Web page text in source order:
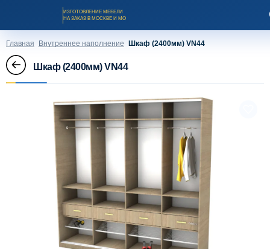
ИЗГОТОВЛЕНИЕ МЕБЕЛИ
НА ЗАКАЗ В МОСКВЕ И МО
Заказать звонок
Каталог мебели на заказ
О компании
Оплата и доставка
Главная Внутреннее наполнение Шкаф (2400мм) VN44
Шкаф (2400мм) VN44